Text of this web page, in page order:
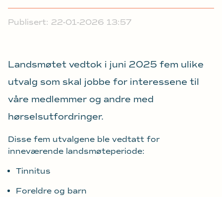
Landsmøtet vedtok i juni 2025 fem ulike
utvalg som skal jobbe for interessene til
våre medlemmer og andre med
hørselsutfordringer.
Disse fem utvalgene ble vedtatt for
inneværende landsmøteperiode:
Tinnitus
Foreldre og barn
Publisert: 22-01-2026 13:57